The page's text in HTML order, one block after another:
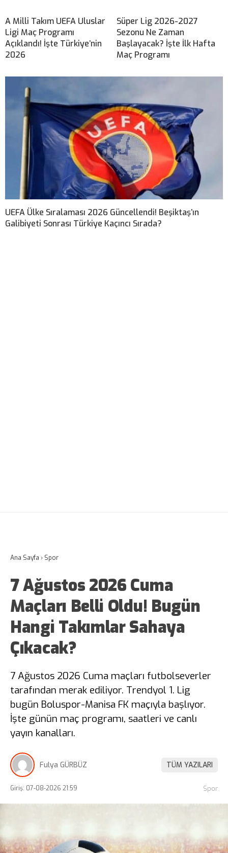
A Milli Takım UEFA Uluslar
Ligi Maç Programı
Açıklandı! İşte Türkiye’nin
2026
Süper Lig 2026-2027
Sezonu Ne Zaman
Başlayacak? İşte İlk Hafta
Maç Programı
UEFA Ülke Sıralaması 2026 Güncellendi! Beşiktaş’ın
Galibiyeti Sonrası Türkiye Kaçıncı Sırada?
Ana Sayfa › Spor
7 Ağustos 2026 Cuma
Maçları Belli Oldu! Bugün
Hangi Takımlar Sahaya
Çıkacak?
7 Ağustos 2026 Cuma maçları futbolseverler
tarafından merak ediliyor. Trendyol 1. Lig
bugün Boluspor-Manisa FK maçıyla başlıyor.
İşte günün maç programı, saatleri ve canlı
yayın kanalları.
Fulya GÜRBÜZ TÜM YAZILARI
Giriş: 07-08-2026 21:59 Spor